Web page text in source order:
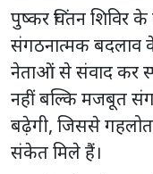
पुष्कर चिंतन शिविर के
संगठनात्मक बदलाव
नेताओं से संवाद कर
नहीं बल्कि मजबूत
बढ़ेगी, जिससे
संकेत मिले हैं।